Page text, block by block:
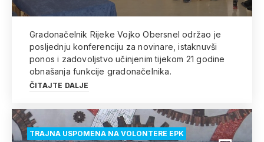
Gradonačelnik Rijeke Vojko Obersnel održao je
posljednju konferenciju za novinare, istaknuvši
ponos i zadovoljstvo učinjenim tijekom 21 godine
obnašanja funkcije gradonačelnika.
ČITAJTE DALJE
TRAJNA USPOMENA NA VOLONTERE EPK